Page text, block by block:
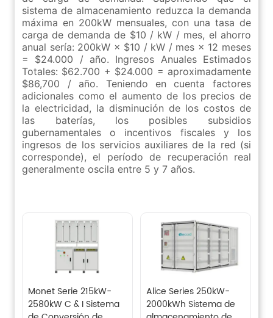
Monet Serie 215kW-
2580kW C & I Sistema
Alice Series 250kW-
2000kWh Sistema de